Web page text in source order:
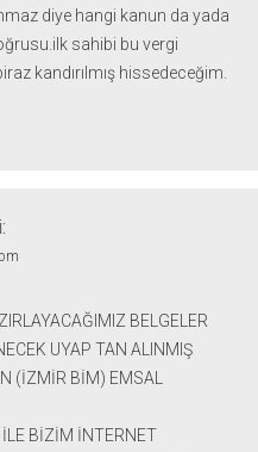
diye hangi kanun da yada
sahibi bu vergi
kandırılmış hissedeceğim.
BELGELER
UYAP TAN ALINMIŞ
(İZMİR BİM) EMSAL
İLE BİZİM İNTERNET